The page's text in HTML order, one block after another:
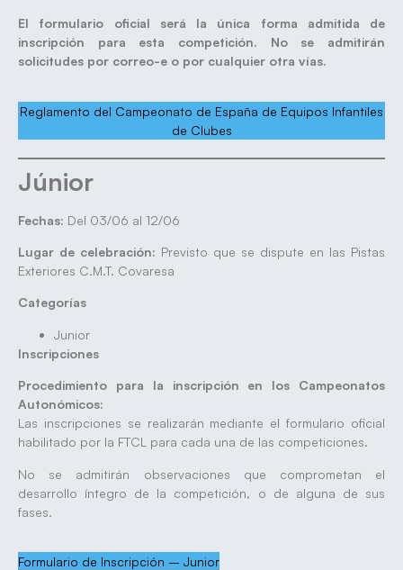
El formulario oficial será la única forma admitida de
inscripción para esta competición. No se admitirán
solicitudes por correo-e o por cualquier otra vías.
Reglamento del Campeonato de España de Equipos Infantiles
de Clubes
Júnior
Fechas: Del 03/06 al 12/06
Lugar de celebración: Previsto que se dispute en las Pistas
Exteriores C.M.T. Covaresa
Categorías
Junior
Inscripciones
Procedimiento para la inscripción en los Campeonatos
Autonómicos:
Las inscripciones se realizarán mediante el formulario oficial
habilitado por la FTCL para cada una de las competiciones.
No se admitirán observaciones que comprometan el
desarrollo íntegro de la competición, o de alguna de sus
fases.
Formulario de Inscripción – Junior